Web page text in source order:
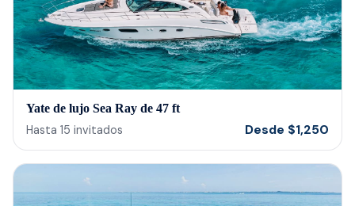
Yate de lujo Sea Ray de 47 ft
Hasta 15 invitados Desde $1,250